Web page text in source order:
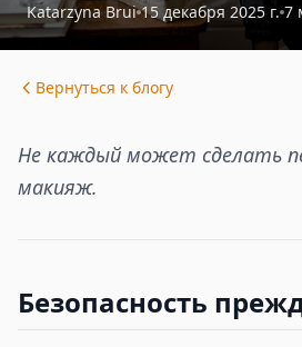
Katarzyna Brui 15 декабря 2025 г. 7
Вернуться к блогу
Не каждый может сделать
макияж.
Безопасность